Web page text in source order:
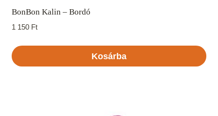
BonBon Kalin – Bordó
1 150 Ft
Kosárba